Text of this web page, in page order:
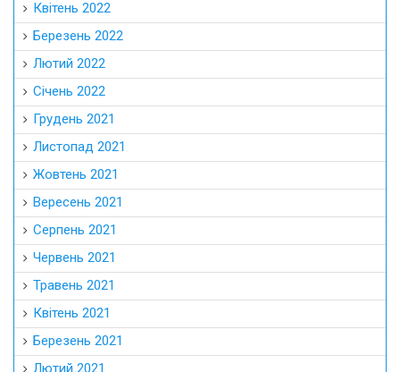
Квітень 2022
Березень 2022
Лютий 2022
Січень 2022
Грудень 2021
Листопад 2021
Жовтень 2021
Вересень 2021
Серпень 2021
Червень 2021
Травень 2021
Квітень 2021
Березень 2021